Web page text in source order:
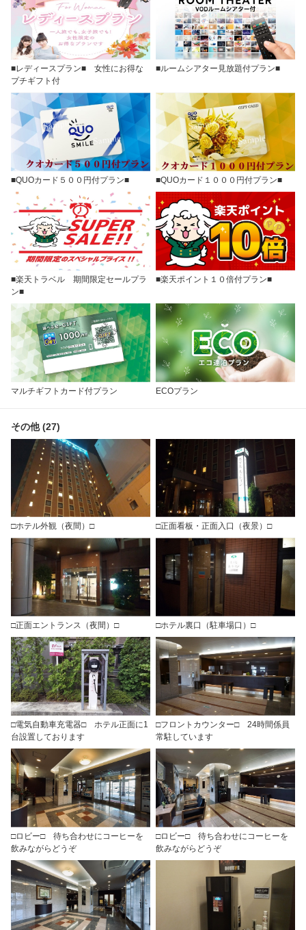
■レディースプラン■ 女性にお得な
プチギフト付
■ルームシアター見放題付プラン■
■QUOカード５００円付プラン■ ■QUOカード１０００円付プラン■
■楽天トラベル 期間限定セールプラ
ン■
■楽天ポイント１０倍付プラン■
マルチギフトカード付プラン ECOプラン
その他 (27)
□ホテル外観（夜間）□ □正面看板・正面入口（夜景）□
□正面エントランス（夜間）□ □ホテル裏口（駐車場口）□
□電気自動車充電器□ ホテル正面に1
台設置しております
□フロントカウンター□ 24時間係員
常駐しています
□ロビー□ 待ち合わせにコーヒーを
飲みながらどうぞ
□ロビー□ 待ち合わせにコーヒーを
飲みながらどうぞ